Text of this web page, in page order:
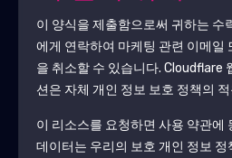
이 양식을 제출함으로써 귀하는 수
에게 연락하여 마케팅 관련 이메일
을 취소할 수 있습니다. Cloudflare
션은 자체 개인 정보 보호 정책의
이 리소스를 요청하면 사용 약관에
데이터는 우리의 보호 개인 정보 정